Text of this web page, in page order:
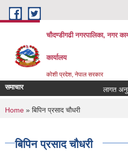
Skip to main content
चौदण्डीगढी नगरपालिका, नगर
कार्यालय
कोशी प्रदेश, नेपाल सरकार
समाचार लागत
खोपकर्ता
You are here
Home » बिपिन प्रसाद चौधरी
बिपिन प्रसाद चौधरी